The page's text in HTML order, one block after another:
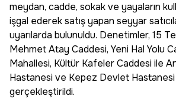
meydan, cadde, sokak ve yayaların
işgal ederek satış yapan seyyar
uyarılarda bulunuldu. Denetimler, 15
Mehmet Atay Caddesi, Yeni Hal Yolu
Mahallesi, Kültür Kafeler Caddesi ile
Hastanesi ve Kepez Devlet
gerçekleştirildi.